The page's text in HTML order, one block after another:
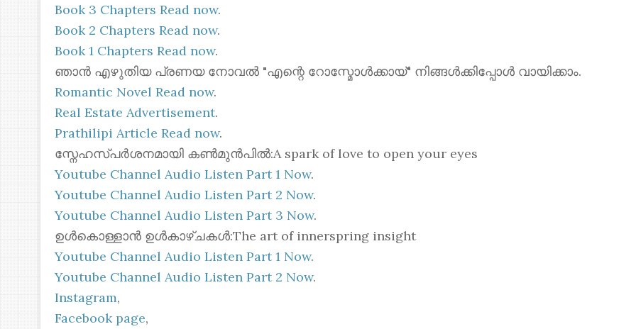
Book 3 Chapters Read now.
Book 2 Chapters Read now.
Book 1 Chapters Read now.
ഞാൻ എഴുതിയ പ്രണയ നോവൽ "എന്റെ റോസ്മോൾക്കായ്" നിങ്ങൾക്കിപ്പോൾ വായിക്കാം.
Romantic Novel Read now.
Real Estate Advertisement.
Prathilipi Article Read now.
സ്നേഹസ്പർശനമായി കൺമുൻപിൽ:A spark of love to open your eyes
Youtube Channel Audio Listen Part 1 Now.
Youtube Channel Audio Listen Part 2 Now.
Youtube Channel Audio Listen Part 3 Now.
ഉൾകൊള്ളാൻ ഉൾകാഴ്ചകൾ:The art of innerspring insight
Youtube Channel Audio Listen Part 1 Now.
Youtube Channel Audio Listen Part 2 Now.
Instagram,
Facebook page,